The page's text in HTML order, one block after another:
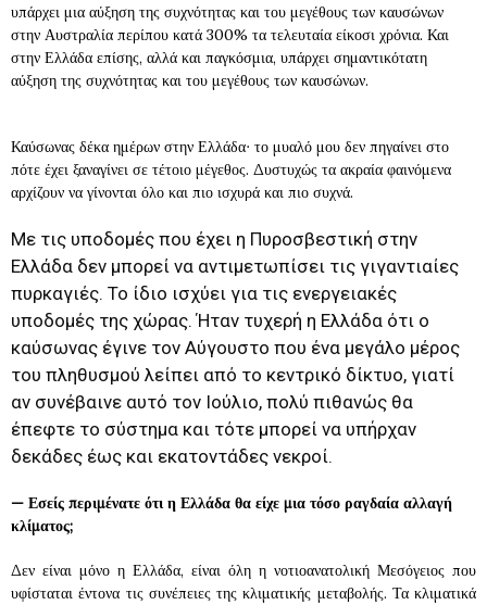
υπάρχει μια αύξηση της συχνότητας και του μεγέθους των καυσώνων
στην Αυστραλία περίπου κατά 300% τα τελευταία είκοσι χρόνια. Και
στην Ελλάδα επίσης, αλλά και παγκόσμια, υπάρχει σημαντικότατη
αύξηση της συχνότητας και του μεγέθους των καυσώνων.
Καύσωνας δέκα ημέρων στην Ελλάδα∙ το μυαλό μου δεν πηγαίνει στο
πότε έχει ξαναγίνει σε τέτοιο μέγεθος. Δυστυχώς τα ακραία φαινόμενα
αρχίζουν να γίνονται όλο και πιο ισχυρά και πιο συχνά.
Με τις υποδομές που έχει η Πυροσβεστική στην
Ελλάδα δεν μπορεί να αντιμετωπίσει τις γιγαντιαίες
πυρκαγιές. Το ίδιο ισχύει για τις ενεργειακές
υποδομές της χώρας. Ήταν τυχερή η Ελλάδα ότι ο
καύσωνας έγινε τον Αύγουστο που ένα μεγάλο μέρος
του πληθυσμού λείπει από το κεντρικό δίκτυο, γιατί
αν συνέβαινε αυτό τον Ιούλιο, πολύ πιθανώς θα
έπεφτε το σύστημα και τότε μπορεί να υπήρχαν
δεκάδες έως και εκατοντάδες νεκροί.
— Εσείς περιμένατε ότι η Ελλάδα θα είχε μια τόσο ραγδαία αλλαγή
κλίματος;
Δεν είναι μόνο η Ελλάδα, είναι όλη η νοτιοανατολική Μεσόγειος που
υφίσταται έντονα τις συνέπειες της κλιματικής μεταβολής. Τα κλιματικά